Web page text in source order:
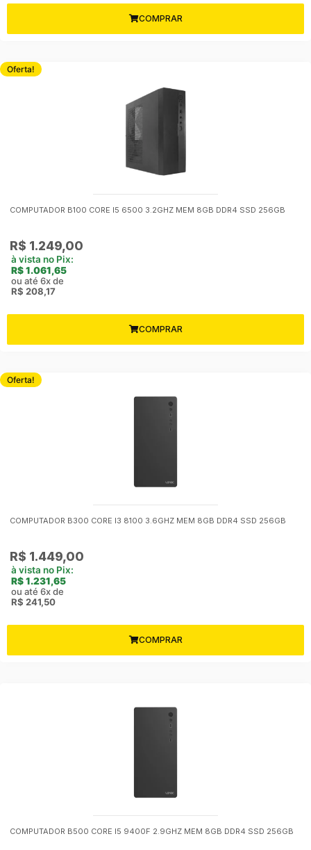
COMPRAR
Oferta!
COMPUTADOR B100 CORE I5 6500 3.2GHZ MEM 8GB DDR4 SSD 256GB
O
preço
original
era:
R$ 1.249,00
O
preço
atual
é:
à vista no Pix:
R$1.061,65
ou até 6x de
R$ 208,17
COMPRAR
Oferta!
COMPUTADOR B300 CORE I3 8100 3.6GHZ MEM 8GB DDR4 SSD 256GB
O
preço
original
era:
R$ 1.449,00
O
preço
atual
é:
à vista no Pix:
R$1.231,65
ou até 6x de
R$ 241,50
COMPRAR
COMPUTADOR B500 CORE I5 9400F 2.9GHZ MEM 8GB DDR4 SSD 256GB